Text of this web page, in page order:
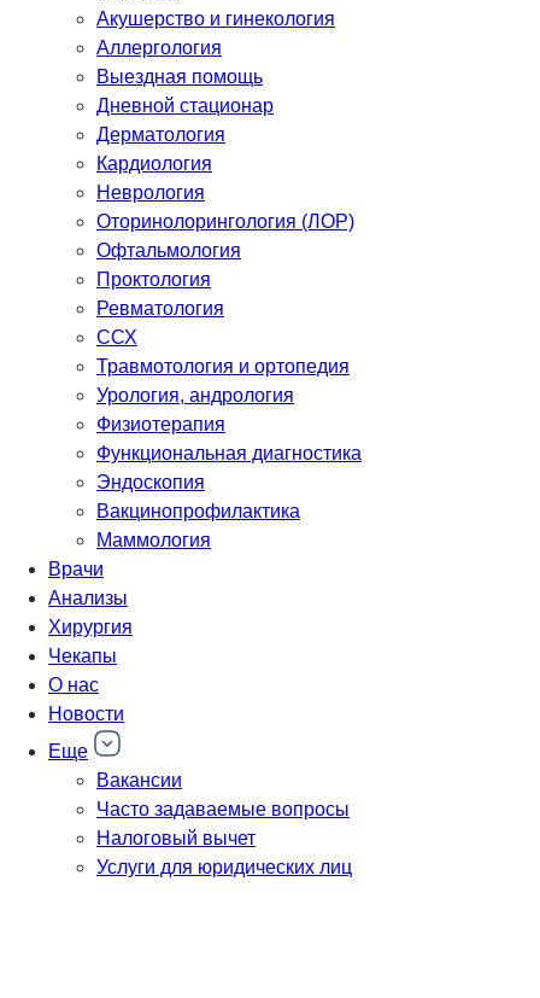
Акушерство и гинекология
Аллергология
Выездная помощь
Дневной стационар
Дерматология
Кардиология
Неврология
Оторинолорингология (ЛОР)
Офтальмология
Проктология
Ревматология
ССХ
Травмотология и ортопедия
Урология, андрология
Физиотерапия
Функциональная диагностика
Эндоскопия
Вакцинопрофилактика
Маммология
Врачи
Анализы
Хирургия
Чекапы
О нас
Новости
Еще
Вакансии
Часто задаваемые вопросы
Налоговый вычет
Услуги для юридических лиц